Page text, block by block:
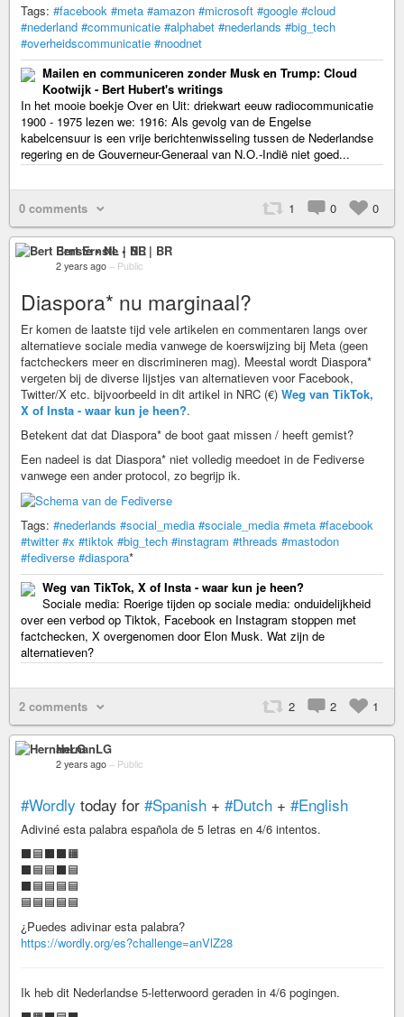
Tags: #facebook #meta #amazon #microsoft #google #cloud
#nederland #communicatie #alphabet #nederlands #big_tech
#overheidscommunicatie #noodnet
Mailen en communiceren zonder Musk en Trump: Cloud
Kootwijk - Bert Hubert's writings
In het mooie boekje Over en Uit: driekwart eeuw radiocommunicatie
1900 - 1975 lezen we: 1916: Als gevolg van de Engelse
kabelcensuur is een vrije berichtenwisseling tussen de Nederlandse
regering en de Gouverneur-Generaal van N.O.-Indië niet goed...
0 comments 1 0 0
Bert Ernste • NL | BR
2 years ago – Public
Diaspora* nu marginaal?
Er komen de laatste tijd vele artikelen en commentaren langs over
alternatieve sociale media vanwege de koerswijzing bij Meta (geen
factcheckers meer en discrimineren mag). Meestal wordt Diaspora*
vergeten bij de diverse lijstjes van alternatieven voor Facebook,
Twitter/X etc. bijvoorbeeld in dit artikel in NRC (€) Weg van TikTok,
X of Insta - waar kun je heen?.
Betekent dat dat Diaspora* de boot gaat missen / heeft gemist?
Een nadeel is dat Diaspora* niet volledig meedoet in de Fediverse
vanwege een ander protocol, zo begrijp ik.
Tags: #nederlands #social_media #sociale_media #meta #facebook
#twitter #x #tiktok #big_tech #instagram #threads #mastodon
#fediverse #diaspora*
Weg van TikTok, X of Insta - waar kun je heen?
Sociale media: Roerige tijden op sociale media: onduidelijkheid
over een verbod op Tiktok, Facebook en Instagram stoppen met
factchecken, X overgenomen door Elon Musk. Wat zijn de
alternatieven?
2 comments 2 2 1
HernanLG
2 years ago – Public
#Wordly today for #Spanish + #Dutch + #English
Adiviné esta palabra española de 5 letras en 4/6 intentos.
⬛🟦⬛⬛🟧
⬛🟦🟦⬛🟦
⬛🟦🟦🟦🟦
🟦🟦🟦🟦🟦
¿Puedes adivinar esta palabra?
https://wordly.org/es?challenge=anVlZ28
Ik heb dit Nederlandse 5-letterwoord geraden in 4/6 pogingen.